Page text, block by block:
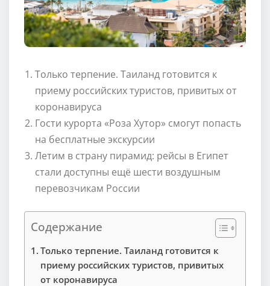
Только терпение. Таиланд готовится к
приему российских туристов, привитых от
коронавируса
Гости курорта «Роза Хутор» смогут попасть
на бесплатные экскурсии
Летим в страну пирамид: рейсы в Египет
стали доступны ещё шести воздушным
перевозчикам России
Содержание
Только терпение. Таиланд готовится к
приему российских туристов, привитых
от коронавируса